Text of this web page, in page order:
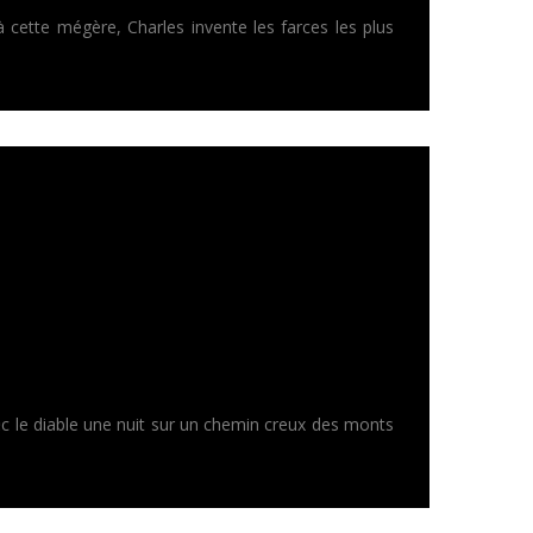
mégère, Charles invente les farces les plus
le diable une nuit sur un chemin creux des monts